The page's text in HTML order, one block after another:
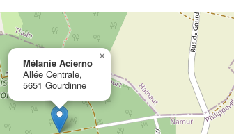
Mélanie Acierno
Allée Centrale,
5651 Gourdinne
×